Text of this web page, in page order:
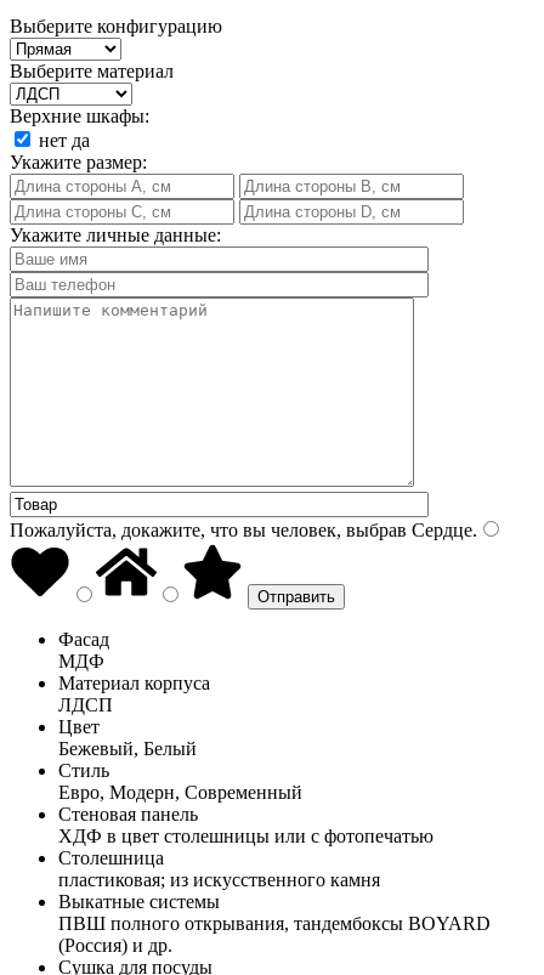
Выберите конфигурацию
Выберите материал
Верхние шкафы:
нет да
Укажите размер:
Укажите личные данные:
Пожалуйста, докажите, что вы человек, выбрав Сердце.
Фасад
МДФ
Материал корпуса
ЛДСП
Цвет
Бежевый, Белый
Стиль
Евро, Модерн, Современный
Стеновая панель
ХДФ в цвет столешницы или с фотопечатью
Столешница
пластиковая; из искусственного камня
Выкатные системы
ПВШ полного открывания, тандембоксы BOYARD
(Россия) и др.
Сушка для посуды